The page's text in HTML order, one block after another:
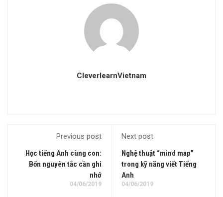
CleverlearnVietnam
Previous post
Học tiếng Anh cùng con:
Bốn nguyên tắc cần ghi
nhớ
04/06/2019
Next post
Nghệ thuật “mind map”
trong kỹ năng viết Tiếng
Anh
04/06/2019